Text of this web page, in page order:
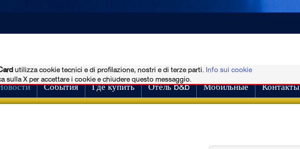
События Где купить Отель b&b Мобильные Контакты
utilizza cookie tecnici e di profilazione, nostri e di terze parti. Info sui cookie
sulla X per accettare i cookie e chiudere questo messaggio.